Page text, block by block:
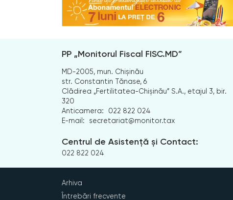
PP „Monitorul Fiscal FISC.MD”
MD-2005, mun. Chișinău
str. Constantin Tănase, 6
Clădirea „Fertilitatea-Chișinău” S.A., etajul 3, bir.
320
Anticamera:
022 822 024
E-mail:
secretariat@monitor.tax
Centrul de Asistență și Contact:
022 822 024
Arhiva
Întrebări frecvente